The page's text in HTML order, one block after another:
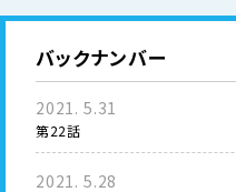
バックナンバー
2021. 5.31
第22話
2021. 5.28